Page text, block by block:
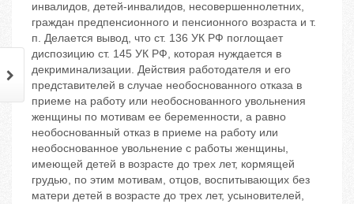
инвалидов, детей-инвалидов, несовершеннолетних,
граждан предпенсионного и пенсионного возраста и т.
п. Делается вывод, что ст. 136 УК РФ поглощает
диспозицию ст. 145 УК РФ, которая нуждается в
декриминализации. Действия работодателя и его
представителей в случае необоснованного отказа в
приеме на работу или необоснованного увольнения
женщины по мотивам ее беременности, а равно
необоснованный отказ в приеме на работу или
необоснованное увольнение с работы женщины,
имеющей детей в возрасте до трех лет, кормящей
грудью, по этим мотивам, отцов, воспитывающих без
матери детей в возрасте до трех лет, усыновителей,